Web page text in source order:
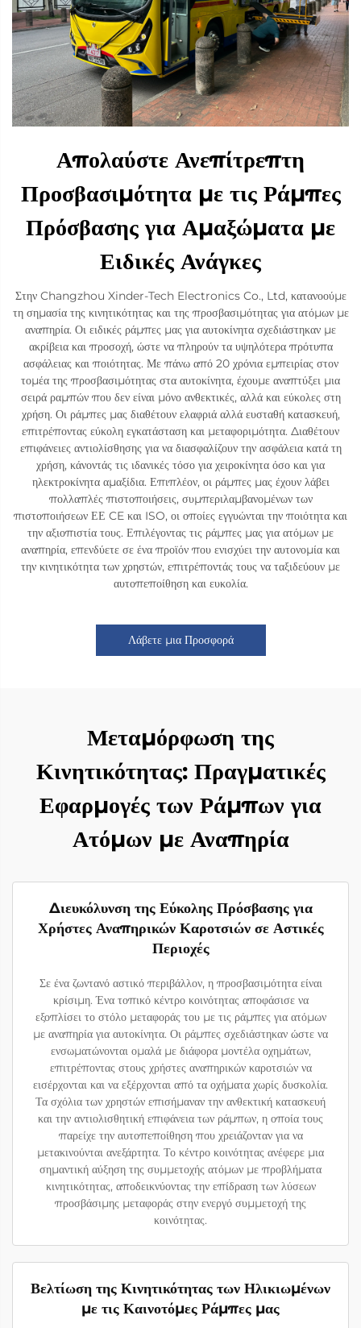
Απολαύστε Ανεπίτρεπτη
Προσβασιμότητα με τις Ράμπες
Πρόσβασης για Αμαξώματα με
Ειδικές Ανάγκες
Στην Changzhou Xinder-Tech Electronics Co., Ltd, κατανοούμε
τη σημασία της κινητικότητας και της προσβασιμότητας για ατόμων με
αναπηρία. Οι ειδικές ράμπες μας για αυτοκίνητα σχεδιάστηκαν με
ακρίβεια και προσοχή, ώστε να πληρούν τα υψηλότερα πρότυπα
ασφάλειας και ποιότητας. Με πάνω από 20 χρόνια εμπειρίας στον
τομέα της προσβασιμότητας στα αυτοκίνητα, έχουμε αναπτύξει μια
σειρά ραμπών που δεν είναι μόνο ανθεκτικές, αλλά και εύκολες στη
χρήση. Οι ράμπες μας διαθέτουν ελαφριά αλλά ευσταθή κατασκευή,
επιτρέποντας εύκολη εγκατάσταση και μεταφοριμότητα. Διαθέτουν
επιφάνειες αντιολίσθησης για να διασφαλίζουν την ασφάλεια κατά τη
χρήση, κάνοντάς τις ιδανικές τόσο για χειροκίνητα όσο και για
ηλεκτροκίνητα αμαξίδια. Επιπλέον, οι ράμπες μας έχουν λάβει
πολλαπλές πιστοποιήσεις, συμπεριλαμβανομένων των
πιστοποιήσεων ΕΕ CE και ISO, οι οποίες εγγυώνται την ποιότητα και
την αξιοπιστία τους. Επιλέγοντας τις ράμπες μας για ατόμων με
αναπηρία, επενδύετε σε ένα προϊόν που ενισχύει την αυτονομία και
την κινητικότητα των χρηστών, επιτρέποντάς τους να ταξιδεύουν με
αυτοπεποίθηση και ευκολία.
Λάβετε μια Προσφορά
Μεταμόρφωση της
Κινητικότητας: Πραγματικές
Εφαρμογές των Ράμπων για
Ατόμων με Αναπηρία
Διευκόλυνση της Εύκολης Πρόσβασης για
Χρήστες Αναπηρικών Καροτσιών σε Αστικές
Περιοχές
Σε ένα ζωντανό αστικό περιβάλλον, η προσβασιμότητα είναι
κρίσιμη. Ένα τοπικό κέντρο κοινότητας αποφάσισε να
εξοπλίσει το στόλο μεταφοράς του με τις ράμπες για ατόμων
με αναπηρία για αυτοκίνητα. Οι ράμπες σχεδιάστηκαν ώστε να
ενσωματώνονται ομαλά με διάφορα μοντέλα οχημάτων,
επιτρέποντας στους χρήστες αναπηρικών καροτσιών να
εισέρχονται και να εξέρχονται από τα οχήματα χωρίς δυσκολία.
Τα σχόλια των χρηστών επισήμαναν την ανθεκτική κατασκευή
και την αντιολισθητική επιφάνεια των ράμπων, η οποία τους
παρείχε την αυτοπεποίθηση που χρειάζονταν για να
μετακινούνται ανεξάρτητα. Το κέντρο κοινότητας ανέφερε μια
σημαντική αύξηση της συμμετοχής ατόμων με προβλήματα
κινητικότητας, αποδεικνύοντας την επίδραση των λύσεων
προσβάσιμης μεταφοράς στην ενεργό συμμετοχή της
κοινότητας.
Βελτίωση της Κινητικότητας των Ηλικιωμένων
με τις Καινοτόμες Ράμπες μας